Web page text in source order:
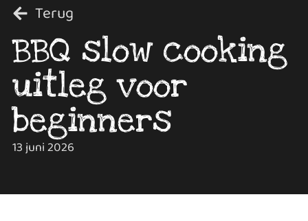
Terug
BBQ slow cooking
uitleg voor
beginners
13 juni 2026